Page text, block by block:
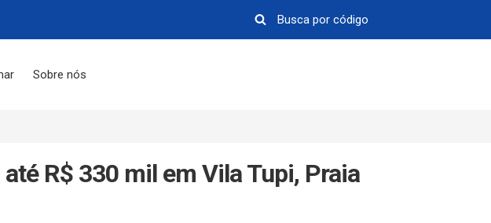
Sobre nós
R$ 330 mil em Vila Tupi, Praia